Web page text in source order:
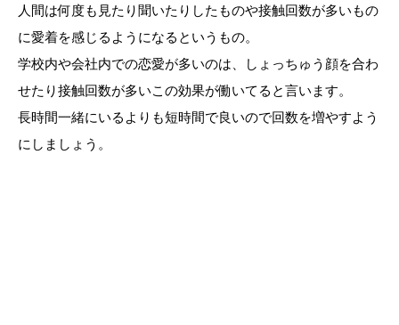
人間は何度も見たり聞いたりしたものや接触回数が多いもの
に愛着を感じるようになるというもの。
学校内や会社内での恋愛が多いのは、しょっちゅう顔を合わ
せたり接触回数が多いこの効果が働いてると言います。
長時間一緒にいるよりも短時間で良いので回数を増やすよう
にしましょう。